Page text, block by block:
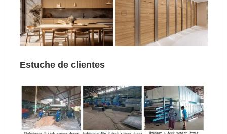
Estuche de clientes